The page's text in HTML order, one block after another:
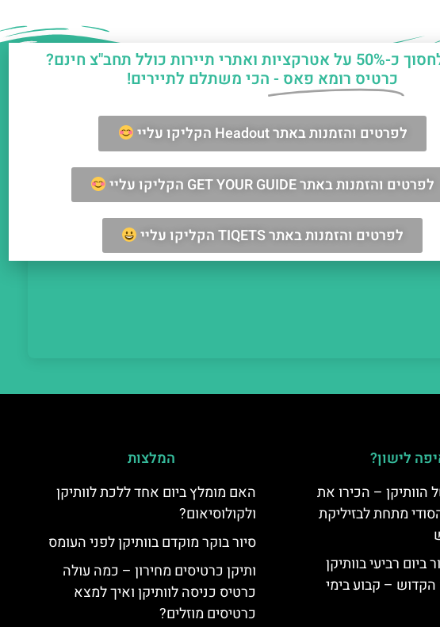
החופשה ברומא?
מאשר/ת קבלת דיוור וחומרים פרסומיים
שליחה
לישון?
הוותיקן – הכירו את
מתחת לבזיליקת
רביעי בוותיקן
– קבוע בימי
המלצות
האם מומלץ ביום אחד ללכת לוותיקן
ולקולוסיאום?
סיור בוקר מוקדם בוותיקן לפני העומס
ותיקן כרטיסים מחירון – כמה עולה
כרטיס כניסה לוותיקן ואיך למצא
כרטיסים מוזלים?
ואתרי תיירות כולל תחב"צ חינם?
כרטיס רומא פאס - הכי משתלם לתיירים!
לפרטים והזמנות באתר Headout הקליקו עליי
לפרטים והזמנות באתר GET YOUR GUIDE הקליקו עליי
לפרטים והזמנות באתר TIQETS הקליקו עליי